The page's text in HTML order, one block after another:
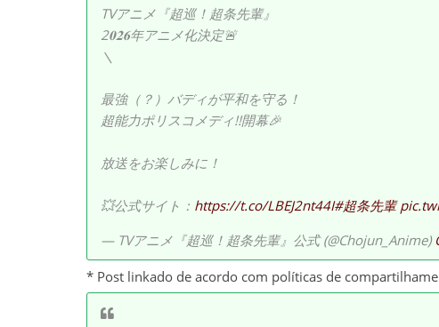
TVアニメ『超巡！超条先輩』
2𝟎𝟐𝟔年アニメ化決定🚨
＼
最強（？）バディが平和を守る！
超能力ポリスコメディ!!開幕🎉
放送をお楽しみに！
💥公式サイト： https://t.co/LBEJ2nt44I#超条先輩
— TVアニメ『超巡！超条先輩』公式 (@Chojun_Anime)
* Post linkado de acordo com políticas de